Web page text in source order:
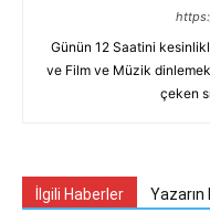
Günün 12 Saatini
ve Film ve Müzik
çeken
İlgili Haberler Yazarın